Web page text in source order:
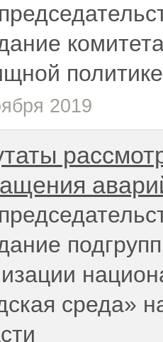
политике
2019
среда»